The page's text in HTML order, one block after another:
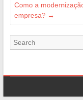
Como a
empresa? →